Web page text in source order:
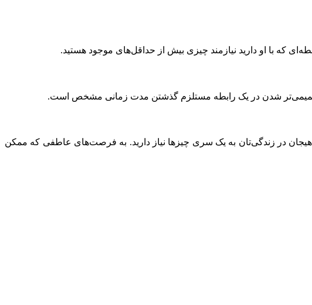
که با او دارید نیازمند چیزی بیش از حداقل‌های موجود هستید.
صمیمی‌تر شدن در یک رابطه مستلزم گذشتن مدت زمانی مشخص است.
در زندگی‌تان به یک سری چیزها نیاز دارید. به فرصت‌های عاطفی که ممکن